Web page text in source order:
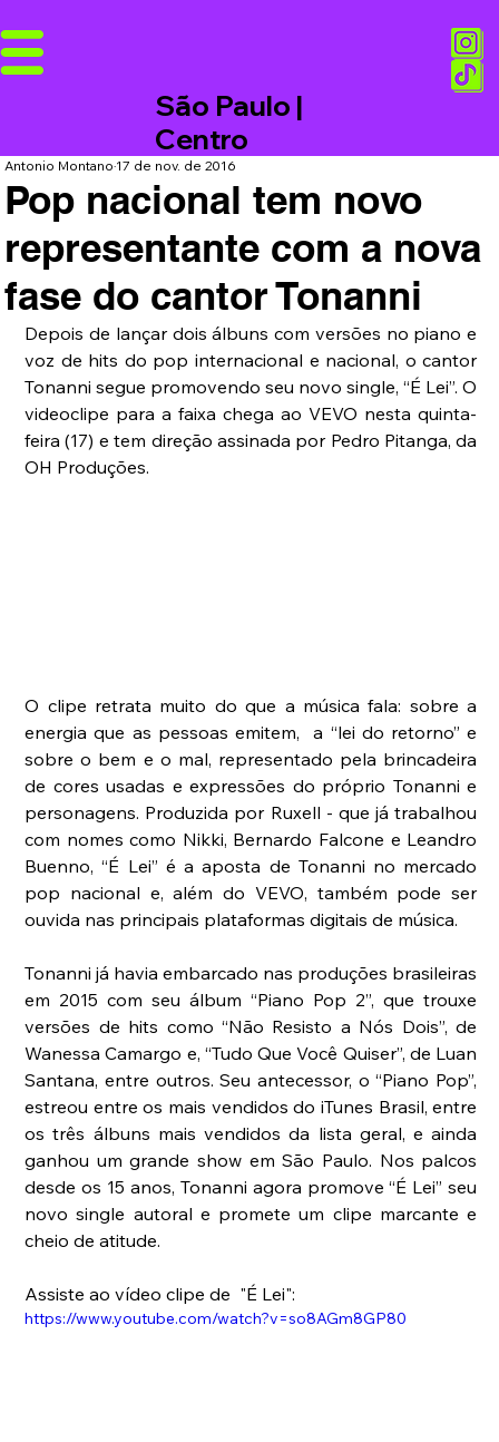
São Paulo |
Centro
Pop nacional tem novo
representante com a nova
fase do cantor Tonanni
Antonio Montano17 de nov. de 2016
Depois de lançar dois álbuns com versões no piano e
voz de hits do pop internacional e nacional, o cantor
Tonanni segue promovendo seu novo single, “É Lei”. O
videoclipe para a faixa chega ao VEVO nesta quinta-
feira (17) e tem direção assinada por Pedro Pitanga, da
OH Produções.
O clipe retrata muito do que a música fala: sobre a
energia que as pessoas emitem,  a “lei do retorno” e
sobre o bem e o mal, representado pela brincadeira
de cores usadas e expressões do próprio Tonanni e
personagens. Produzida por Ruxell - que já trabalhou
com nomes como Nikki, Bernardo Falcone e Leandro
Buenno, “É Lei” é a aposta de Tonanni no mercado
pop nacional e, além do VEVO, também pode ser
ouvida nas principais plataformas digitais de música.
Tonanni já havia embarcado nas produções brasileiras
em 2015 com seu álbum “Piano Pop 2”, que trouxe
versões de hits como “Não Resisto a Nós Dois”, de
Wanessa Camargo e, “Tudo Que Você Quiser”, de Luan
Santana, entre outros. Seu antecessor, o “Piano Pop”,
estreou entre os mais vendidos do iTunes Brasil, entre
os três álbuns mais vendidos da lista geral, e ainda
ganhou um grande show em São Paulo. Nos palcos
desde os 15 anos, Tonanni agora promove “É Lei” seu
novo single autoral e promete um clipe marcante e
cheio de atitude.
Assiste ao vídeo clipe de  "É Lei":
https://www.youtube.com/watch?v=so8AGm8GP80